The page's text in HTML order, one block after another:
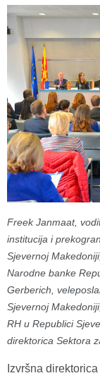
Freek Janmaat,
institucija i
Sjevernoj
Narodne banke
Gerberich,
Sjevernoj
RH u Republici
direktorica Sektora
Izvršna